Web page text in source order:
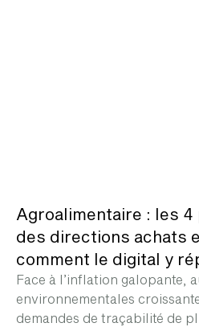
Agroalimentaire : les
des directions achats
comment le digital y
Face à l’inflation galopante,
environnementales
demandes de traçabilité de